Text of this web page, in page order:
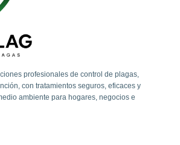
profesionales de control de plagas,
con tratamientos seguros, eficaces y
ambiente para hogares, negocios e